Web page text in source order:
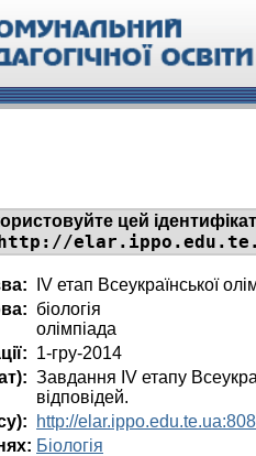
цей
IV етап Всеукраїнської
біологія
олімпіада
1-гру-2014
Завдання ІV етапу
відповідей.
http://
Біологія